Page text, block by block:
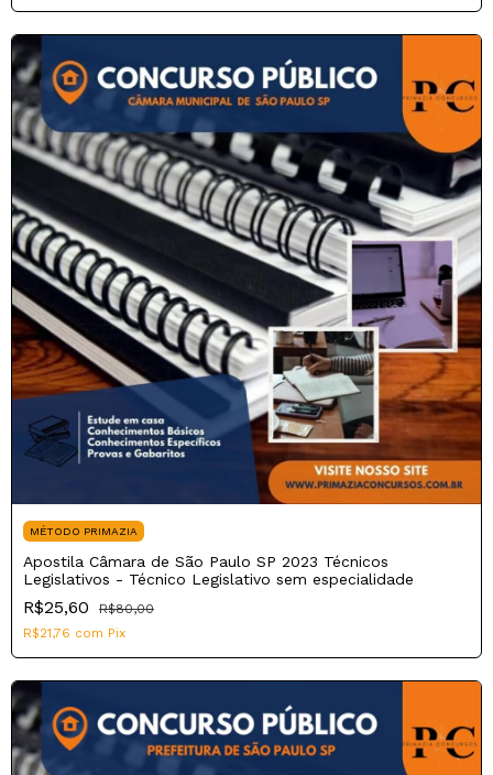
MÉTODO PRIMAZIA
Apostila Câmara de São Paulo SP 2023 Técnicos
Legislativos - Técnico Legislativo sem especialidade
R$25,60
R$80,00
R$21,76 com Pix